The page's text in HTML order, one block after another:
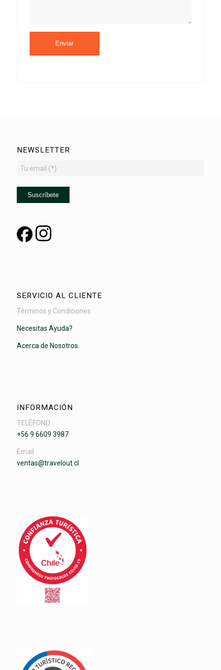
NEWSLETTER
SERVICIO AL CLIENTE
Términos y Condiciones
Necesitas Ayuda?
Acerca de Nosotros
INFORMACIÓN
TELÉFONO
+56 9 6609 3987
Email
ventas@travelout.cl